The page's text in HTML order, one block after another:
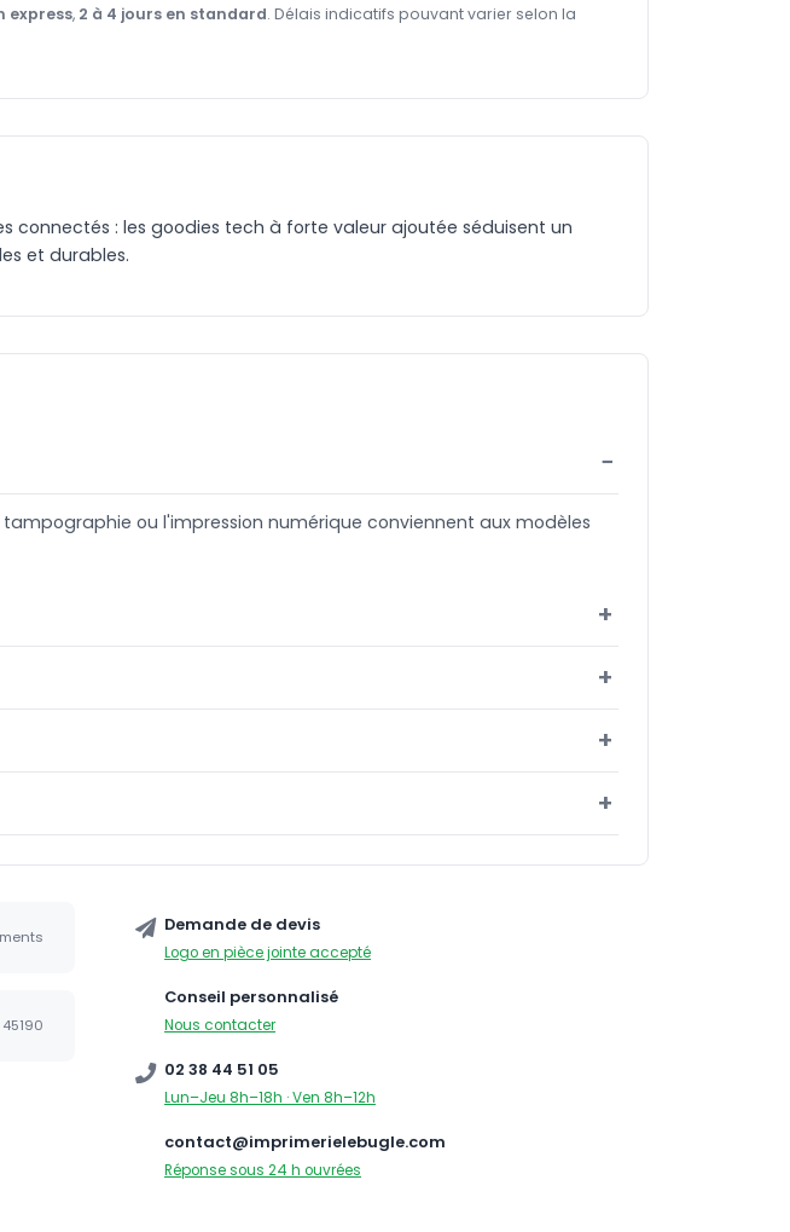
express, 2 à 4 jours en standard. Délais indicatifs pouvant varier selon la
connectés : les goodies tech à forte valeur ajoutée séduisent un
et durables.
ou l'impression numérique conviennent aux modèles
Demande de devis
Logo en pièce jointe accepté
Conseil personnalisé
Nous contacter
02 38 44 51 05
Lun–Jeu 8h–18h · Ven 8h–12h
contact@imprimerielebugle.com
Réponse sous 24 h ouvrées